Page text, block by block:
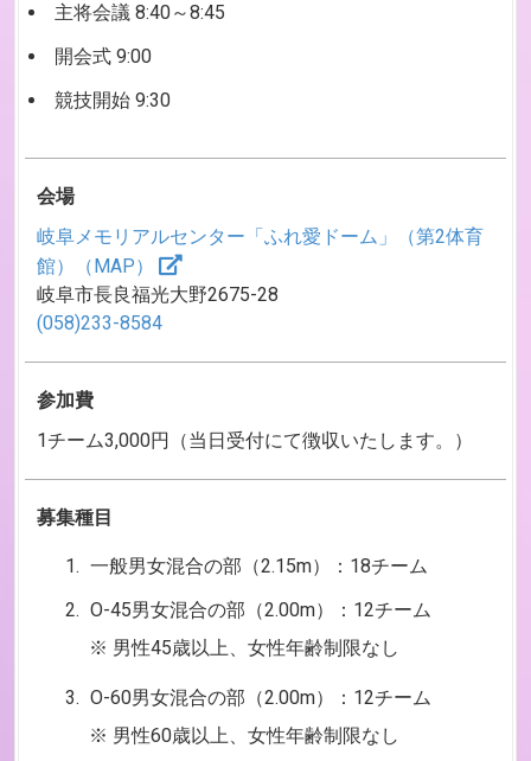
主将会議 8:40～8:45
開会式 9:00
競技開始 9:30
会場
岐阜メモリアルセンター「ふれ愛ドーム」（第2体育
館）（MAP）
岐阜市長良福光大野2675-28
(058)233-8584
参加費
1チーム3,000円（当日受付にて徴収いたします。）
募集種目
一般男女混合の部（2.15m）：18チーム
O-45男女混合の部（2.00m）：12チーム
男性45歳以上、女性年齢制限なし
O-60男女混合の部（2.00m）：12チーム
男性60歳以上、女性年齢制限なし